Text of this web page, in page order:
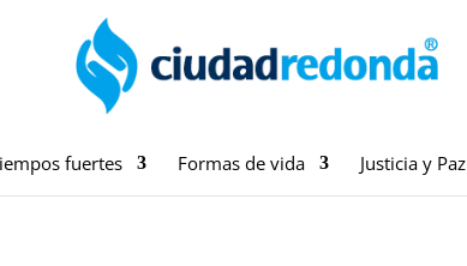
fuertes Formas de vida Justicia y Paz